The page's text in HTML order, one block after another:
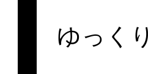
ゆっく